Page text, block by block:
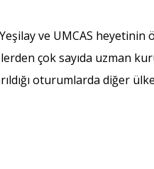
ve UMCAS heyetinin
çok sayıda uzman
oturumlarda diğer